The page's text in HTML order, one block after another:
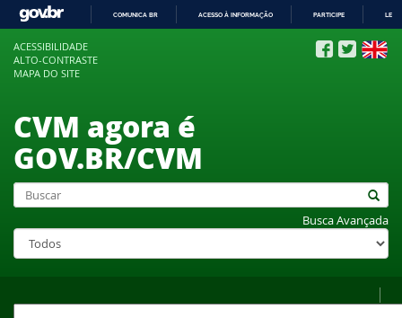
COMUNICA BR ACESSO À INFORMAÇÃO PARTICIPE
ACESSIBILIDADE
ALTO-CONTRASTE
MAPA DO SITE
CVM agora é
GOV.BR/CVM
Busca Avançada